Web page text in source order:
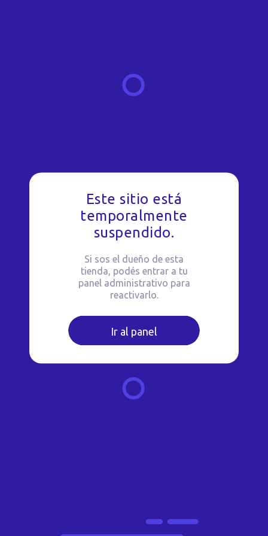
Este sitio está
temporalmente
suspendido.
Si sos el dueño de esta
tienda, podés entrar a tu
panel administrativo para
reactivarlo.
Ir al panel